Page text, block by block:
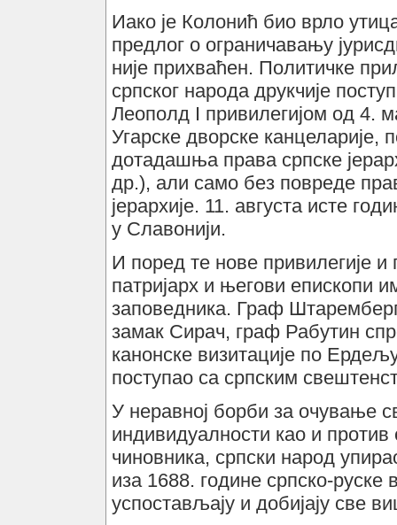
Иако је Колонић био врло
предлог о ограничавању
није прихваћен. Политичке
српског народа друкчије
Леополд I привилегијом од 4.
Угарске дворске
дотадашња права српске
др.), али само без повреде
јерархије. 11. августа исте
у Славонији.
И поред те нове привилегије и
патријарх и његови епископи
заповедника. Граф
замак Сирач, граф Рабутин
канонске визитације по
поступао са српским
У неравној борби за очување
индивидуалности као и против
чиновника, српски народ
иза 1688. године српско-
успостављају и добијају све